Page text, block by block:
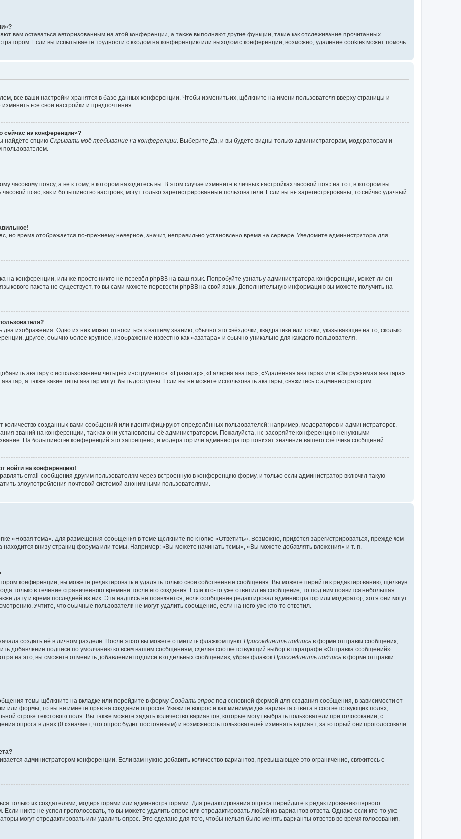
вам оставаться авторизованным на этой конференции, а также выполняют другие функции, такие как отслеживание прочитанных
Если вы испытываете трудности с входом на конференцию или выходом с конференции, возможно, удаление cookies может помочь.
все ваши настройки хранятся в базе данных конференции. Чтобы изменить их, щёлкните на имени пользователя вверху страницы и
все свои настройки и предпочтения.
сейчас на конференции»?
найдёте опцию Скрывать моё пребывание на конференции. ВыберитеДа, и вы будете видны только администраторам, модераторам и
пользователем.
часовому поясу, а не к тому, в котором находитесь вы. В этом случае измените в личных настройках часовой пояс на тот, в котором вы
пояс, как и большинство настроек, могут только зарегистрированные пользователи. Если вы не зарегистрированы, то сейчас удачный
но время отображается по-прежнему неверное, значит, неправильно установлено время на сервере. Уведомите администратора для
на конференции, или же просто никто не перевёл phpBB на ваш язык. Попробуйте узнать у администратора конференции, может ли он
пакета не существует, то вы сами можете перевести phpBB на свой язык. Дополнительную информацию вы можете получить на
два изображения. Одно из них может относиться к вашему званию, обычно это звёздочки, квадратики или точки, указывающие на то, сколько
Другое, обычно более крупное, изображение известно как «аватара» и обычно уникально для каждого пользователя.
аватару с использованием четырёх инструментов: «Граватар», «Галерея аватар», «Удалённая аватара» или «Загружаемая аватара».
а также какие типы аватар могут быть доступны. Если вы не можете использовать аватары, свяжитесь с администратором
созданных вами сообщений или идентифицируют определённых пользователей: например, модераторов и администраторов.
званий на конференции, так как они установлены её администратором. Пожалуйста, не засоряйте конференцию ненужными
На большинстве конференций это запрещено, и модератор или администратор понизят значение вашего счётчика сообщений.
войти на конференцию!
email-сообщения другим пользователям через встроенную в конференцию форму, и только если администратор включил такую
злоупотребления почтовой системой анонимными пользователями.
«Новая тема». Для размещения сообщения в теме щёлкните по кнопке «Ответить». Возможно, придётся зарегистрироваться, прежде чем
находится внизу страниц форума или темы. Например: «Вы можете начинать темы», «Вы можете добавлять вложения» и т. п.
конференции, вы можете редактировать и удалять только свои собственные сообщения. Вы можете перейти к редактированию, щёлкнув
только в течение ограниченного времени после его создания. Если кто-то уже ответил на сообщение, то под ним появится небольшая
дату и время последней из них. Эта надпись не появляется, если сообщение редактировал администратор или модератор, хотя они могут
Учтите, что обычные пользователи не могут удалить сообщение, если на него уже кто-то ответил.
создать её в личном разделе. После этого вы можете отметить флажком пункт Присоединить подпись в форме отправки сообщения,
добавление подписи по умолчанию ко всем вашим сообщениям, сделав соответствующий выбор в параграфе «Отправка сообщений»
на это, вы сможете отменить добавление подписи в отдельных сообщениях, убрав флажок Присоединить подпись в форме отправки
темы щёлкните на вкладке или перейдите в форму Создать опрос под основной формой для создания сообщения, в зависимости от
или формы, то вы не имеете прав на создание опросов. Укажите вопрос и как минимум два варианта ответа в соответствующих полях,
строке текстового поля. Вы также можете задать количество вариантов, которые могут выбрать пользователи при голосовании, с
опроса в днях (0 означает, что опрос будет постоянным) и возможность пользователей изменять вариант, за который они проголосовали.
администратором конференции. Если вам нужно добавить количество вариантов, превышающее это ограничение, свяжитесь с
только их создателями, модераторами или администраторами. Для редактирования опроса перейдите к редактированию первого
никто не успел проголосовать, то вы можете удалить опрос или отредактировать любой из вариантов ответа. Однако если кто-то уже
могут отредактировать или удалить опрос. Это сделано для того, чтобы нельзя было менять варианты ответов во время голосования.